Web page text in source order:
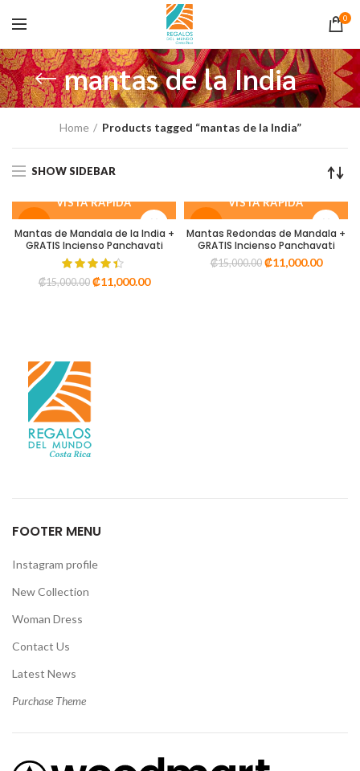
0
mantas de la India
Home Products tagged “mantas de la India”
SHOW SIDEBAR
VISTA RÁPIDA
Mantas de Mandala de la India +
GRATIS Incienso Panchavati
₡15,000.00 ₡11,000.00
VISTA RÁPIDA
Mantas Redondas de Mandala +
GRATIS Incienso Panchavati
₡15,000.00 ₡11,000.00
FOOTER MENU
Instagram profile
New Collection
Woman Dress
Contact Us
Latest News
Purchase Theme